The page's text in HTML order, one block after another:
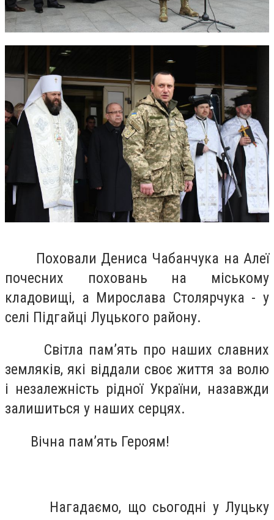
Поховали Дениса Чабанчука на Алеї
почесних поховань на міському
кладовищі, а Мирослава Столярчука - у
селі Підгайці Луцького району.
Світла пам’ять про наших славних
земляків, які віддали своє життя за волю
і незалежність рідної України, назавжди
залишиться у наших серцях.
Вічна пам’ять Героям!
Нагадаємо, що сьогодні у Луцьку